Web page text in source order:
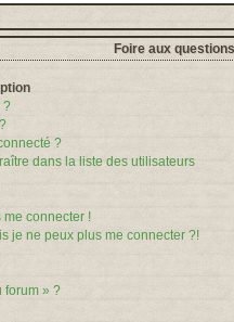
Foire aux
?
?
dans la liste des utilisateurs
connecter !
je ne peux plus me connecter ?!
forum » ?